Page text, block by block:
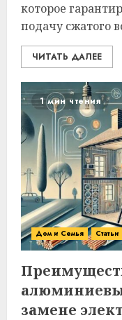
которое
подачу сжатого
ЧИТАТЬ ДАЛЕЕ
1 мин чтения
Дом и Семья Статьи
замене